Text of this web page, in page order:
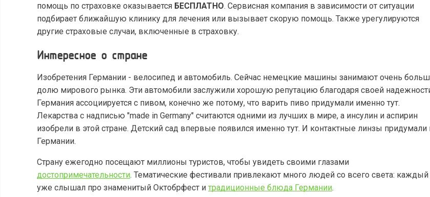
помощь по страховке оказывается БЕСПЛАТНО. Сервисная компания в зависимости от ситуации
подбирает ближайшую клинику для лечения или вызывает скорую помощь. Также урегулируются
другие страховые случаи, включенные в страховку.
Интересное о стране
Изобретения Германии - велосипед и автомобиль. Сейчас немецкие машины занимают очень
долю мирового рынка. Эти автомобили заслужили хорошую репутацию благодаря своей
Германия ассоциируется с пивом, конечно же потому, что варить пиво придумали именно тут.
Лекарства с надписью "made in Germany" считаются одними из лучших в мире, а инсулин и аспирин
изобрели в этой стране. Детский сад впервые появился именно тут. И контактные линзы придумали
Германии.
Страну ежегодно посещают миллионы туристов, чтобы увидеть своими глазами
достопримечательности. Тематические фестивали привлекают много людей со всего света: каждый
уже слышал про знаменитый Октобрфест и традиционные блюда Германии.